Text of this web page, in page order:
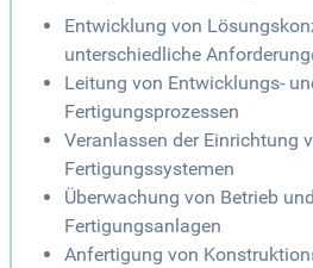
Entwicklung von
unterschiedliche
Leitung von Entwicklungs-
Fertigungsprozessen
Veranlassen der Einrichtung
Fertigungssystemen
Überwachung von Betrieb
Fertigungsanlagen
Anfertigung von